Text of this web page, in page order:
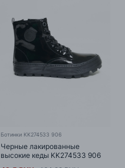
Ботинки KK274533 906
Черные лакированные
высокие кеды KK274533 906